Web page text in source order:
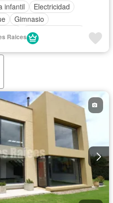
infantil
Electricidad
Gimnasio
Vista panorámica
servicio
Piscina
Raices